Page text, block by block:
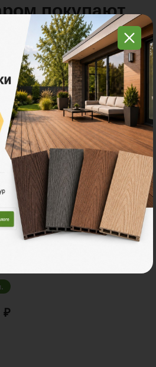
покупают
КРЕСТ
₽